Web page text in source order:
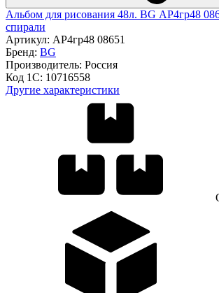
Альбом для рисования 48л. BG АР4гр48
спирали
Артикул: АР4гр48 08651
Бренд: BG
Производитель: Россия
Код 1С: 10716558
Другие характеристики